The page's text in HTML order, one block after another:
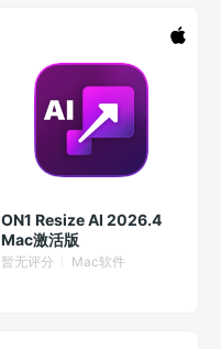
ON1 Resize AI 2026.4
Mac激活版
暂无评分 Mac软件